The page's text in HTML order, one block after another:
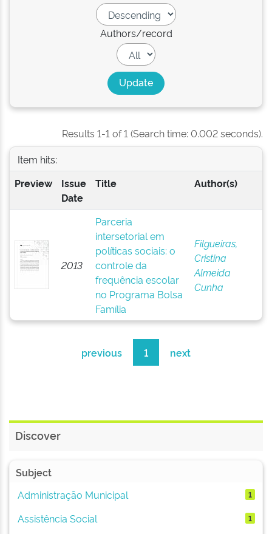
Authors/record
Results 1-1 of 1 (Search time: 0.002 seconds).
Item hits:
Preview
Issue
Date
Title Author(s)
2013
Parceria
intersetorial em
políticas sociais: o
controle da
frequência escolar
no Programa Bolsa
Família
Filgueiras,
Cristina
Almeida
Cunha
previous 1 next
Discover
Subject
Administração Municipal
1
Assistência Social 1